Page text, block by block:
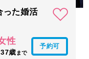
った婚活
性
歳 まで
予約可